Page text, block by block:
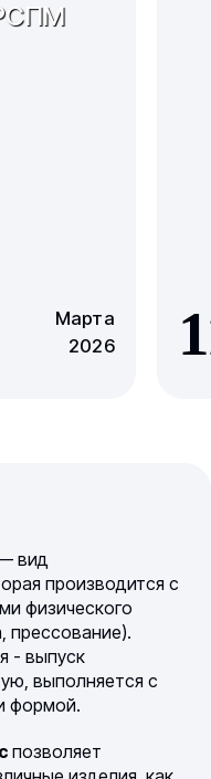
Марта
2026
вид
производится с
физического
прессование).
- выпуск
выполняется с
формой.
позволяет